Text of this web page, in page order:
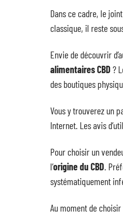
Dans ce cadre, le
classique, il reste
Envie de découvrir
alimentaires CBD ?
des boutiques
Vous y trouverez un
Internet. Les avis
Pour choisir un
l’origine du CBD.
systématiquement
Au moment de